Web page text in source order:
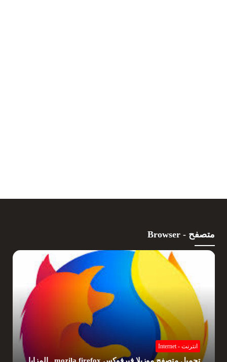
متصفح - Browser
انترنت - Internet